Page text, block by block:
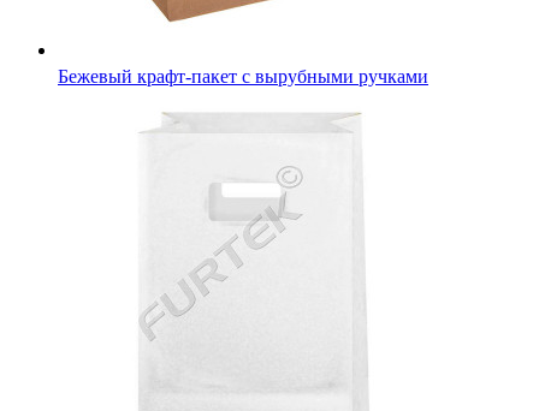
Бежевый крафт-пакет с вырубными ручками